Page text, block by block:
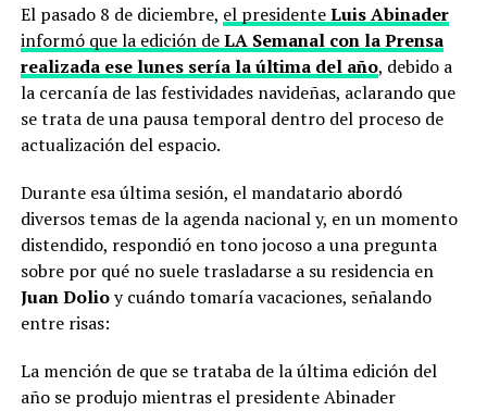
El pasado 8 de diciembre, el presidenteLuis Abinader
informó que la edición deLA Semanal con la Prensa
realizada ese lunes sería la última del año, debido a
la cercanía de las festividades navideñas, aclarando que
se trata de una pausa temporal dentro del proceso de
actualización del espacio.
Durante esa última sesión, el mandatario abordó
diversos temas de la agenda nacional y, en un momento
distendido, respondió en tono jocoso a una pregunta
sobre por qué no suele trasladarse a su residencia en
Juan Dolioy cuándo tomaría vacaciones, señalando
entre risas:
La mención de que se trataba de la última edición del
año se produjo mientras el presidente Abinader